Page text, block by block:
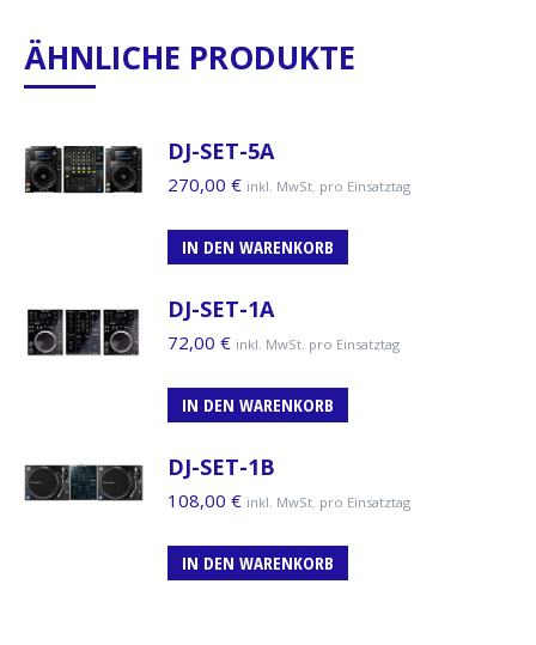
ÄHNLICHE PRODUKTE
DJ-SET-5A
270,00 € inkl. MwSt. pro Einsatztag
IN DEN WARENKORB
DJ-SET-1A
72,00 € inkl. MwSt. pro Einsatztag
IN DEN WARENKORB
DJ-SET-1B
108,00 € inkl. MwSt. pro Einsatztag
IN DEN WARENKORB